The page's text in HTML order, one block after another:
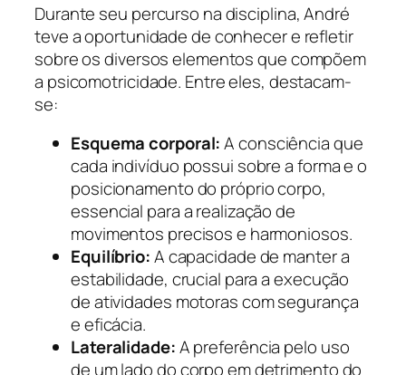
Durante seu percurso na disciplina, André
teve a oportunidade de conhecer e refletir
sobre os diversos elementos que compõem
a psicomotricidade. Entre eles, destacam-
se:
Esquema corporal:A consciência que
cada indivíduo possui sobre a forma e o
posicionamento do próprio corpo,
essencial para a realização de
movimentos precisos e harmoniosos.
Equilíbrio:A capacidade de manter a
estabilidade, crucial para a execução
de atividades motoras com segurança
e eficácia.
Lateralidade:A preferência pelo uso
de um lado do corpo em detrimento do